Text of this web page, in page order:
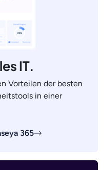
IT.
Vorteilen der besten
in einer
365